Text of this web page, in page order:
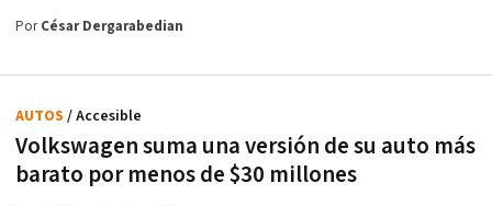
PorCésar Dergarabedian
Volkswagen suma una versión de su auto más
barato por menos de $30 millones
AUTOS / Accesible